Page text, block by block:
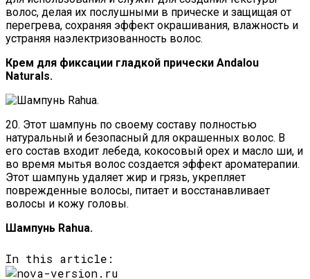
волос, делая их послушными в прическе и защищая от
перегрева, сохраняя эффект окрашивания, влажность и
устраняя наэлектризованность волос.
Крем для фиксации гладкой прически Andalou
Naturals.
20. Этот шампунь по своему составу полностью
натуральный и безопасный для окрашенных волос. В
его состав входит лебеда, кокосовый орех и масло ши, и
во время мытья волос создается эффект ароматерапии.
Этот шампунь удаляет жир и грязь, укрепляет
поврежденные волосы, питает и восстанавливает
волосы и кожу головы.
Шампунь Rahua.
In this article: